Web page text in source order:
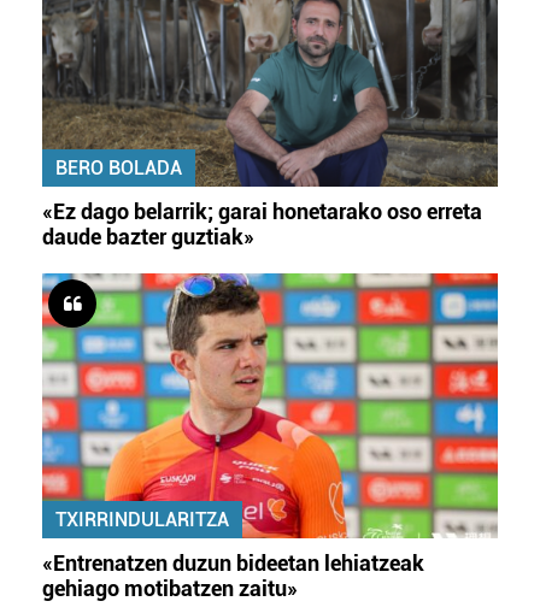
BERO BOLADA
«Ez dago belarrik; garai honetarako oso erreta
daude bazter guztiak»
TXIRRINDULARITZA
«Entrenatzen duzun bideetan lehiatzeak
gehiago motibatzen zaitu»